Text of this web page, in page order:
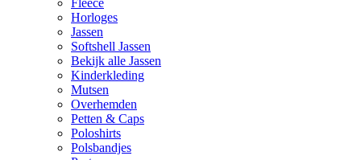
Fleece
Horloges
Jassen
Softshell Jassen
Bekijk alle Jassen
Kinderkleding
Mutsen
Overhemden
Petten & Caps
Poloshirts
Polsbandjes